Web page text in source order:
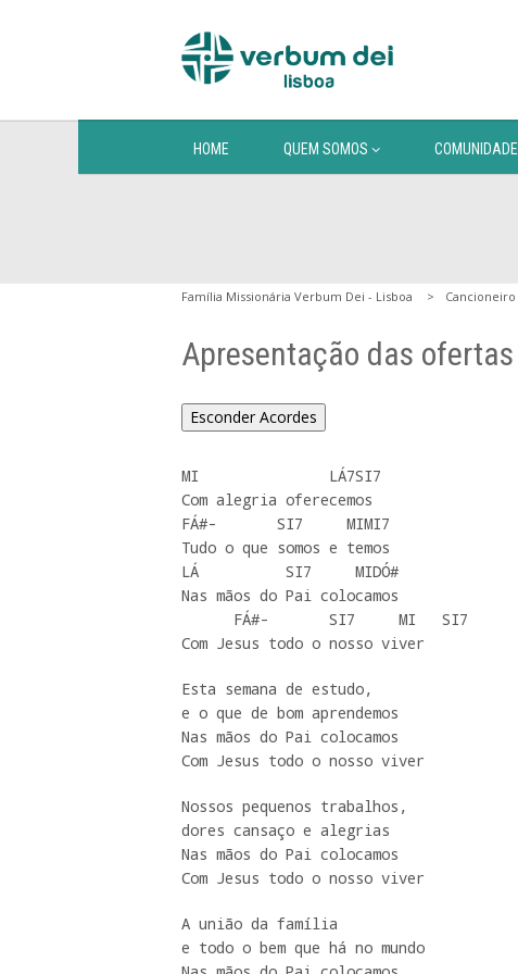
HOME QUEM SOMOS COMUNIDADE
Família Missionária Verbum Dei - Lisboa Cancioneiro
Apresentação das ofertas
Esconder Acordes
MI               LÁ7SI7
Com alegria oferecemos
FÁ#-       SI7     MIMI7
Tudo o que somos e temos
LÁ          SI7     MIDÓ#
Nas mãos do Pai colocamos
Com Jesus todo o nosso viver
Esta semana de estudo,
e o que de bom aprendemos
Nas mãos do Pai colocamos
Com Jesus todo o nosso viver
Nossos pequenos trabalhos,
dores cansaço e alegrias
Nas mãos do Pai colocamos
Com Jesus todo o nosso viver
A união da família
e todo o bem que há no mundo